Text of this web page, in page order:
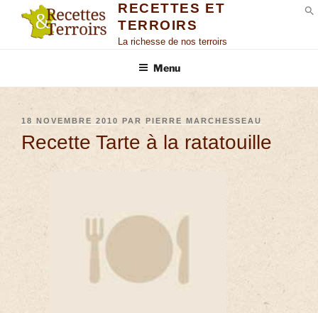
RECETTES ET
TERROIRS
La richesse de nos terroirs
Menu
18 NOVEMBRE 2010 PAR PIERRE MARCHESSEAU
Recette Tarte à la ratatouille